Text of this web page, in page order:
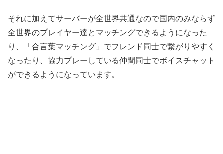
それに加えてサーバーが全世界共通なので国内のみならず
全世界のプレイヤー達とマッチングできるようになった
り、「合言葉マッチング」でフレンド同士で繋がりやすく
なったり、協力プレーしている仲間同士でボイスチャット
ができるようになっています。